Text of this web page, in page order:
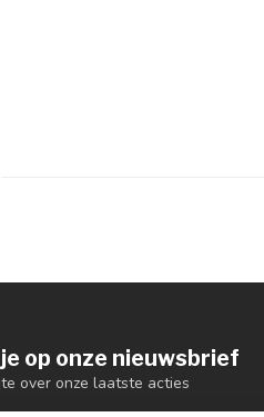
op onze nieuwsbrief
over onze laatste acties